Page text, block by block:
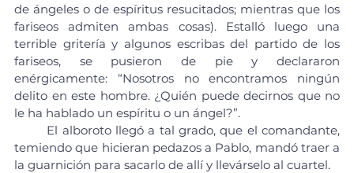
de ángeles o de espíritus resucitados; mientras que los
fariseos admiten ambas cosas). Estalló luego una
terrible gritería y algunos escribas del partido de los
fariseos, se pusieron de pie y declararon
enérgicamente: “Nosotros no encontramos ningún
delito en este hombre. ¿Quién puede decirnos que no
le ha hablado un espíritu o un ángel?”.
temiendo que hicieran pedazos a Pablo, mandó traer a
la guarnición para sacarlo de allí y llevárselo al cuartel.